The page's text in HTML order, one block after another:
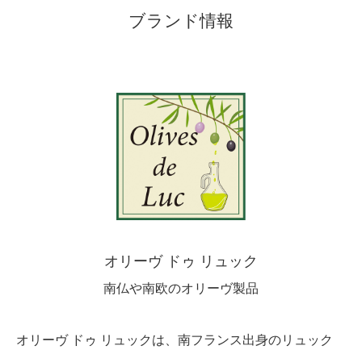
ブランド情報
オリーヴ ドゥ リュック
南仏や南欧のオリーヴ製品
オリーヴ ドゥ リュックは、南フランス出身のリュック